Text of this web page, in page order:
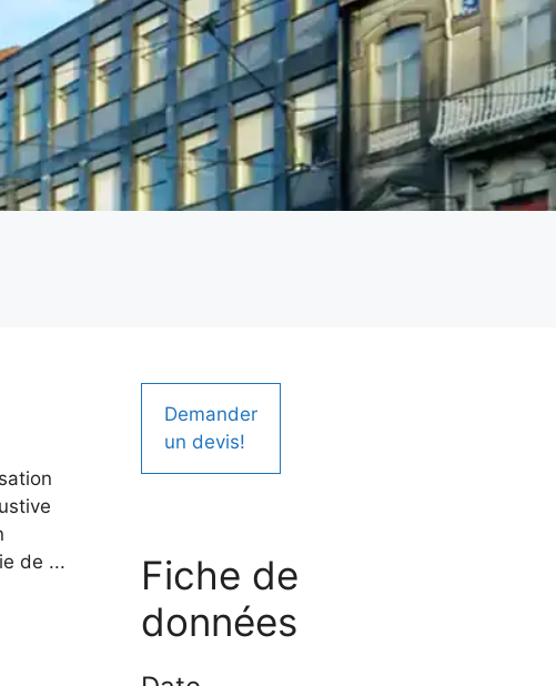
de ...
Demander
un devis!
Fiche de
données